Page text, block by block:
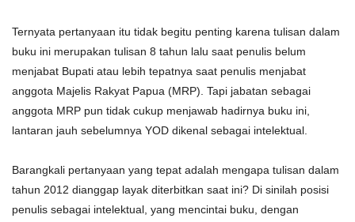
Ternyata pertanyaan itu tidak begitu penting karena tulisan dalam
buku ini merupakan tulisan 8 tahun lalu saat penulis belum
menjabat Bupati atau lebih tepatnya saat penulis menjabat
anggota Majelis Rakyat Papua (MRP). Tapi jabatan sebagai
anggota MRP pun tidak cukup menjawab hadirnya buku ini,
lantaran jauh sebelumnya YOD dikenal sebagai intelektual.
Barangkali pertanyaan yang tepat adalah mengapa tulisan dalam
tahun 2012 dianggap layak diterbitkan saat ini? Di sinilah posisi
penulis sebagai intelektual, yang mencintai buku, dengan